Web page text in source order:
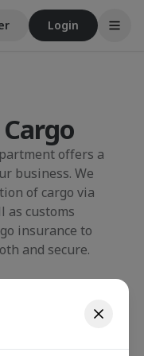
Login
offers a
business. We
of cargo via
as customs
insurance to
and secure.